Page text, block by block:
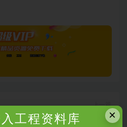
上一篇
电气施工工序×
工程资料库